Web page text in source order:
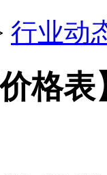
行业动
价格